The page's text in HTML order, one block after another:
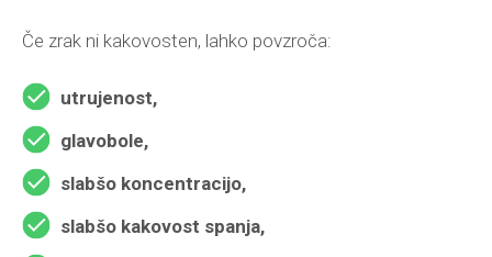
Če zrak ni kakovosten, lahko povzroča:
utrujenost,
glavobole,
slabšo koncentracijo,
slabšo kakovost spanja,